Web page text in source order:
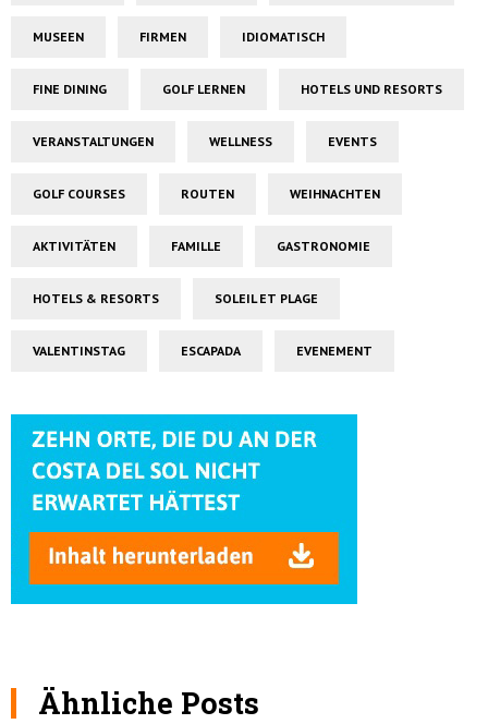
MUSEEN FIRMEN IDIOMATISCH
FINE DINING GOLF LERNEN HOTELS UND RESORTS
VERANSTALTUNGEN WELLNESS EVENTS
GOLF COURSES ROUTEN WEIHNACHTEN
AKTIVITÄTEN FAMILLE GASTRONOMIE
HOTELS & RESORTS SOLEIL ET PLAGE
VALENTINSTAG ESCAPADA EVENEMENT
Ähnliche Posts